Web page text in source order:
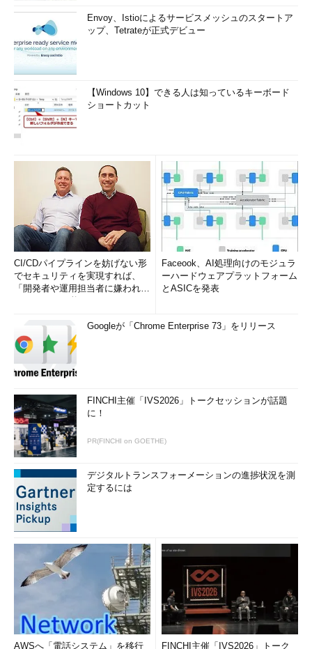
Envoy、Istioによるサービスメッシュのスタートア
ップ、Tetrateが正式デビュー
【Windows 10】できる人は知っているキーボード
ショートカット
CI/CDパイプラインを妨げない形
でセキュリティを実現すれば、
「開発者や運用担当者に嫌われな
Faceook、AI処理向けのモジュラ
ーハードウェアプラットフォーム
とASICを発表
Googleが「Chrome Enterprise 73」をリリース
FINCHI主催「IVS2026」トークセッションが話題
に！
PR(FINCHI on GOETHE)
デジタルトランスフォーメーションの進捗状況を測
定するには
AWSへ「電話システム」を移行 FINCHI主催「IVS2026」トーク